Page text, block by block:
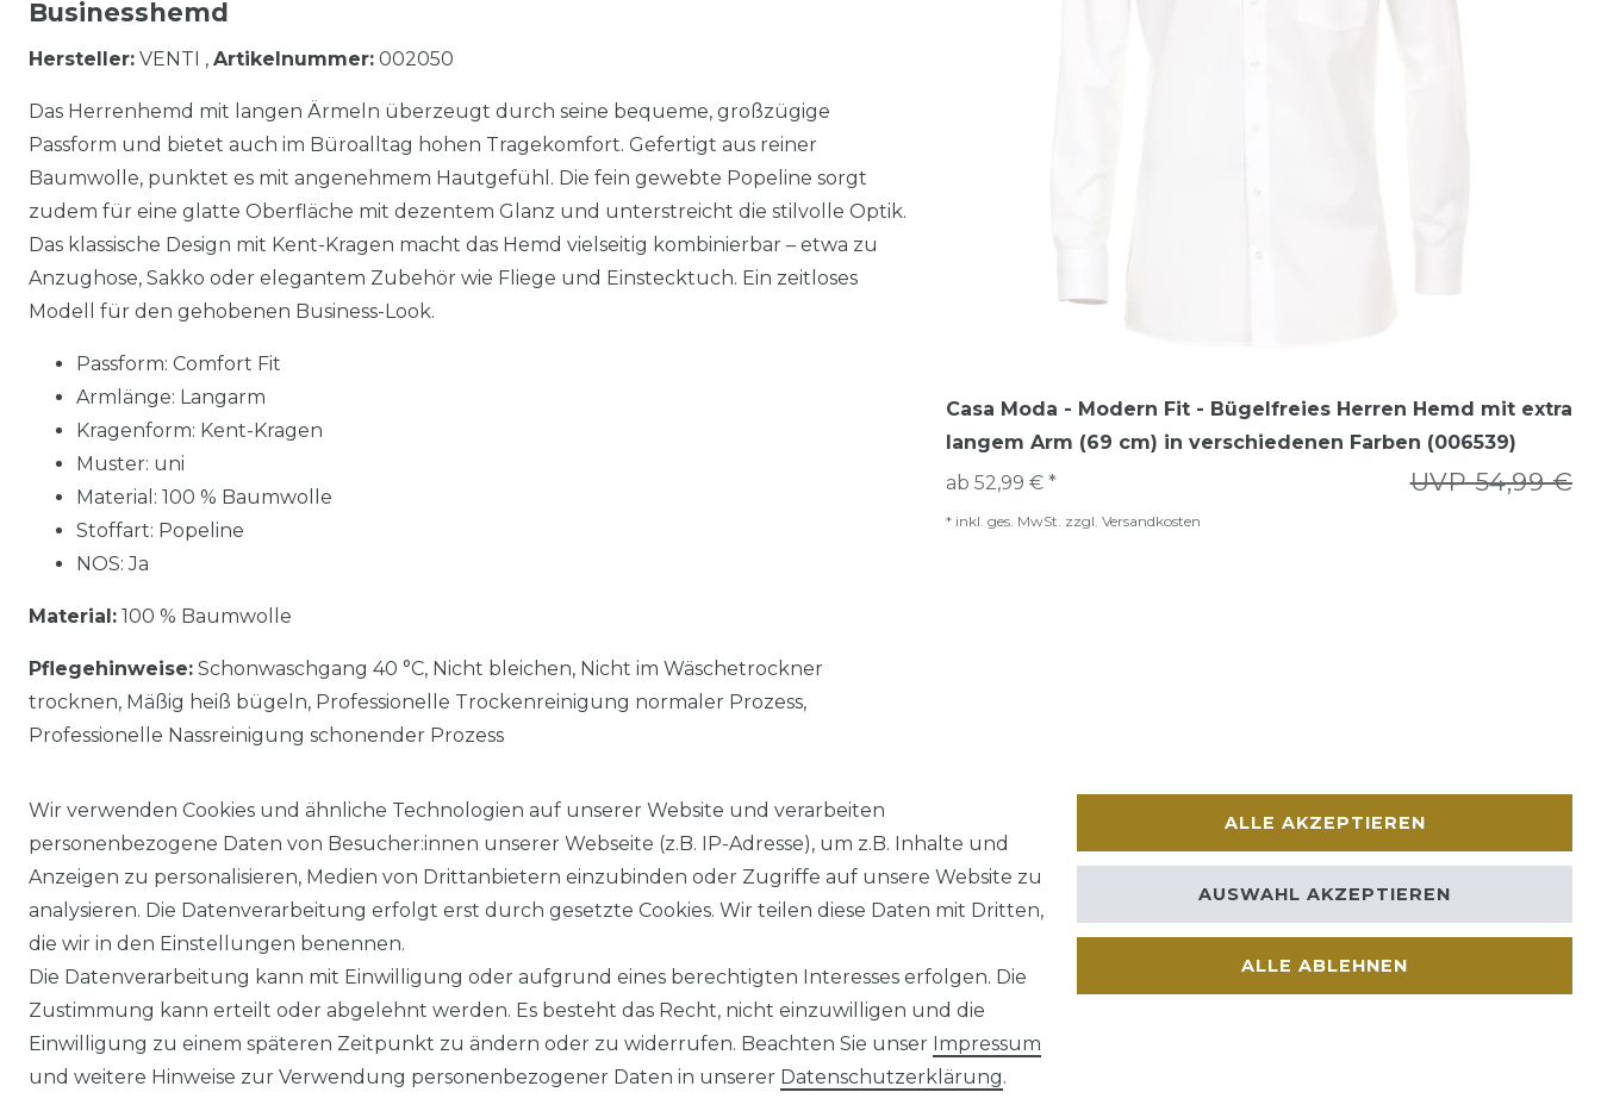
Businesshemd
Hersteller: VENTI , Artikelnummer: 002050
Das Herrenhemd mit langen Ärmeln überzeugt durch seine bequeme, großzügige
Passform und bietet auch im Büroalltag hohen Tragekomfort. Gefertigt aus reiner
Baumwolle, punktet es mit angenehmem Hautgefühl. Die fein gewebte Popeline sorgt
zudem für eine glatte Oberfläche mit dezentem Glanz und unterstreicht die stilvolle Optik.
Das klassische Design mit Kent-Kragen macht das Hemd vielseitig kombinierbar – etwa zu
Anzughose, Sakko oder elegantem Zubehör wie Fliege und Einstecktuch. Ein zeitloses
Modell für den gehobenen Business-Look.
Passform: Comfort Fit
Armlänge: Langarm
Kragenform: Kent-Kragen
Muster: uni
Material: 100 % Baumwolle
Stoffart: Popeline
NOS: Ja
Material: 100 % Baumwolle
Pflegehinweise: Schonwaschgang 40 °C, Nicht bleichen, Nicht im Wäschetrockner
trocknen, Mäßig heiß bügeln, Professionelle Trockenreinigung normaler Prozess,
Professionelle Nassreinigung schonender Prozess
Casa Moda - Modern Fit - Bügelfreies Herren Hemd mit extra
langem Arm (69 cm) in verschiedenen Farben (006539)
UVP 54,99 €
ab 52,99 € *
* inkl. ges. MwSt. zzgl. Versandkosten
Impressum Daten­schutz­erklärung AGB Barrierefreiheitserklärung Widerrufs­recht
Wir verwenden Cookies und ähnliche Technologien auf unserer Website und verarbeiten
personenbezogene Daten von Besucher:innen unserer Webseite (z.B. IP-Adresse), um z.B. Inhalte und
Anzeigen zu personalisieren, Medien von Drittanbietern einzubinden oder Zugriffe auf unsere Website zu
analysieren. Die Datenverarbeitung erfolgt erst durch gesetzte Cookies. Wir teilen diese Daten mit Dritten,
die wir in den Einstellungen benennen.
Die Datenverarbeitung kann mit Einwilligung oder aufgrund eines berechtigten Interesses erfolgen. Die
Zustimmung kann erteilt oder abgelehnt werden. Es besteht das Recht, nicht einzuwilligen und die
Einwilligung zu einem späteren Zeitpunkt zu ändern oder zu widerrufen. Beachten Sie unser Impressum
und weitere Hinweise zur Verwendung personenbezogener Daten in unserer Daten­schutz­erklärung.
ALLE AKZEPTIEREN
ALLE ABLEHNEN
AUSWAHL AKZEPTIEREN